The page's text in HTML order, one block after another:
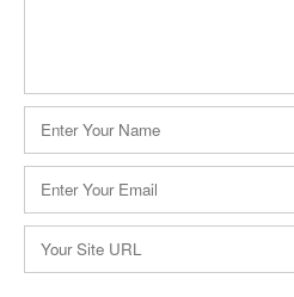
Namn
*
postadress
* Webbplats